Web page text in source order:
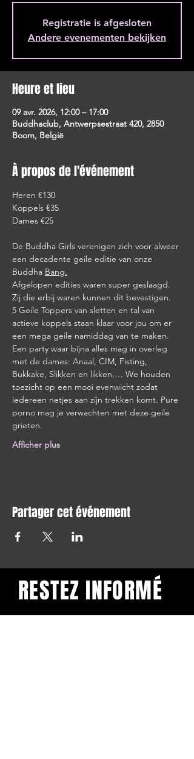
Registratie is afgesloten
Andere evenementen bekijken
Heure et lieu
09 avr. 2026, 12:00 – 17:00
Buddhaclub, Antwerpsestraat 420, 2850
Boom, België
À propos de l'événement
Heren €130
Koppels €35
Dames €25
De Buddha Girls verenigen zich voor alweer
een decadente geile editie van onze
Buddha Bang.
Afgelopen edities waren super geslaagd.
Zij die erbij waren kunnen dit bevestigen.
5 Geile Toppers van sletten en tal van
actieve koppels staan klaar voor jou om er
een mega geile namiddag van te maken.
Een party waar bijna alles mag in overleg
met de dames: Anaal, CIM, Fisting,
Bukkake, Slikken en likken,… We houden
toezicht op een mooi evenwicht zodat
iedereen netjes aan zijn trekken komt. Pure
porno mag je verwachten met deze geile
grieten.
Afficher plus
Partager cet événement
RESTEZ INFORMÉ